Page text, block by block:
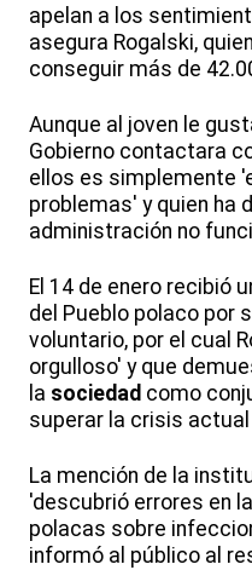
apelan a los
asegura Rogalski,
conseguir más de
Aunque al joven le
Gobierno contactara
ellos es simplemente
problemas' y quien ha
administración no
El 14 de enero recibió
del Pueblo polaco por
voluntario, por el cual
orgulloso' y que
la sociedad como
superar la crisis
La mención de la
'descubrió errores en
polacas sobre
informó al público al